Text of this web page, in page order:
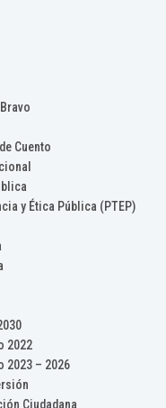
Cuento
y Ética Pública (PTEP)
2022
2023 – 2026
Ciudadana